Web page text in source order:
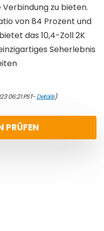
zu bieten.
von 84 Prozent und
das 10,4-Zoll 2K
Seherlebnis
06:21 PST-Details)
PRÜFEN